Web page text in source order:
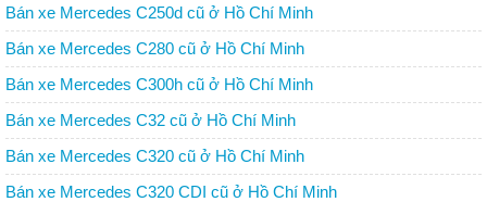
Bán xe Mercedes C250d cũ ở Hồ Chí Minh
Bán xe Mercedes C280 cũ ở Hồ Chí Minh
Bán xe Mercedes C300h cũ ở Hồ Chí Minh
Bán xe Mercedes C32 cũ ở Hồ Chí Minh
Bán xe Mercedes C320 cũ ở Hồ Chí Minh
Bán xe Mercedes C320 CDI cũ ở Hồ Chí Minh